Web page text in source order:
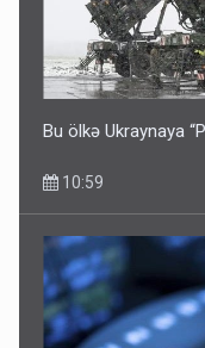
Bu ölkə Ukraynaya
10:59